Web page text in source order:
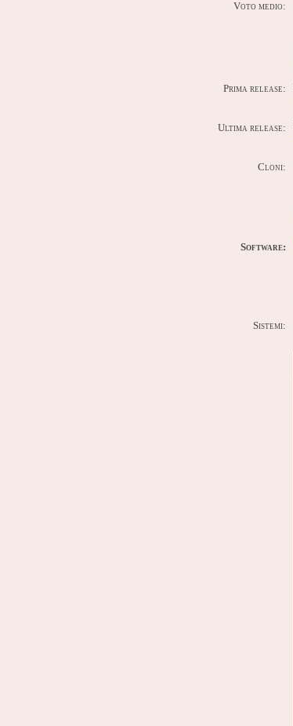
Voto medio:
Prima release:
Ultima release:
Cloni:
Software:
Sistemi: